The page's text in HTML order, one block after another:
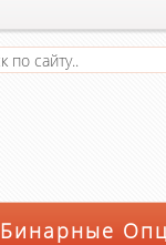
Бинарные